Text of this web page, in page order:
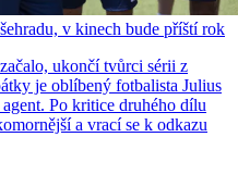
v kinech bude příští rok
ukončí tvůrci sérii z
je oblíbený fotbalista Julius
Po kritice druhého dílu
a vrací se k odkazu